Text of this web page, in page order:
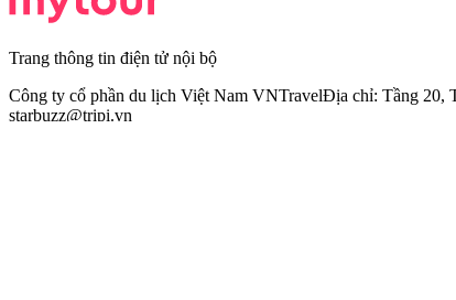
Trang thông tin điện tử nội bộ
Công ty cổ phần du lịch Việt Nam VNTravelĐịa chỉ: Tầng 20,
starbuzz@tripi.vn